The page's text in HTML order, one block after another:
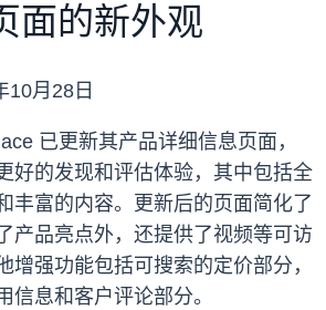
面的新外观
10月28日
已更新其产品详细信息页面，
好的发现和评估体验，其中包括全
丰富的内容。更新后的页面简化了
产品亮点外，还提供了视频等可访
增强功能包括可搜索的定价部分，
信息和客户评论部分。